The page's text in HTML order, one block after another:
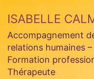
au
contenu
ISABELLE
Accompagnement
relations humaines –
Formation
Thérapeute